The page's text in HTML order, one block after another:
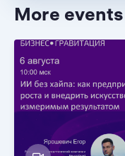
More events